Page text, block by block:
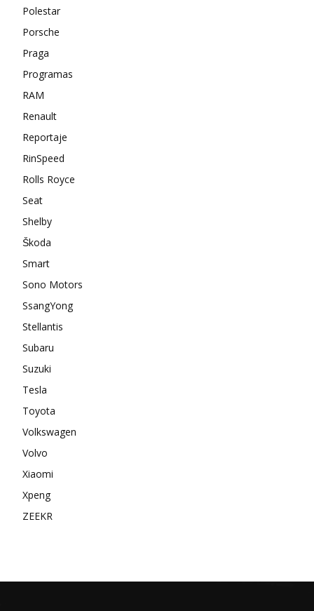
Polestar
Porsche
Praga
Programas
RAM
Renault
Reportaje
RinSpeed
Rolls Royce
Seat
Shelby
Škoda
Smart
Sono Motors
SsangYong
Stellantis
Subaru
Suzuki
Tesla
Toyota
Volkswagen
Volvo
Xiaomi
Xpeng
ZEEKR